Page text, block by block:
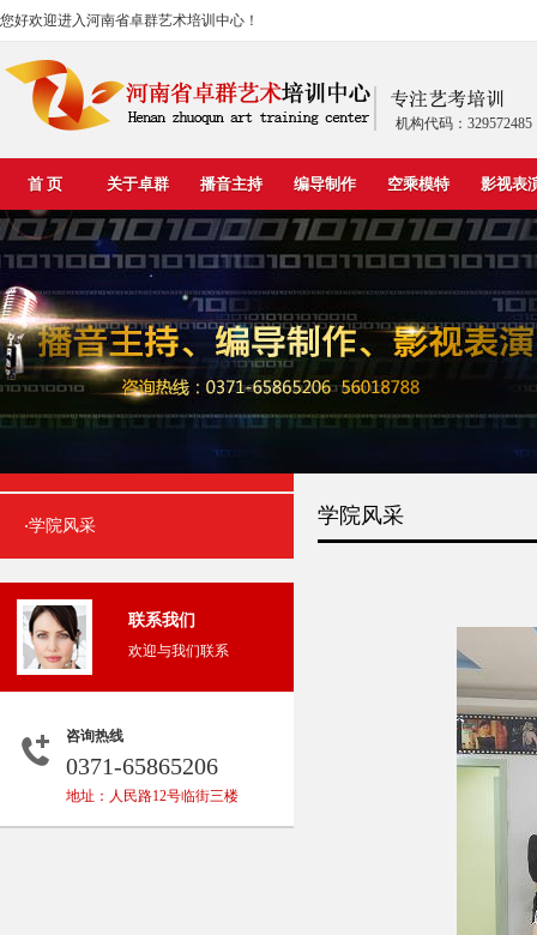
您好欢迎进入河南省卓群艺术培训中心！
机构代码：329572485
首 页 关于卓群 播音主持 编导制作 空乘模特 影视表
·学院风采
联系我们
欢迎与我们联系
咨询热线
0371-65865206
地址：人民路12号临街三楼
学院风采